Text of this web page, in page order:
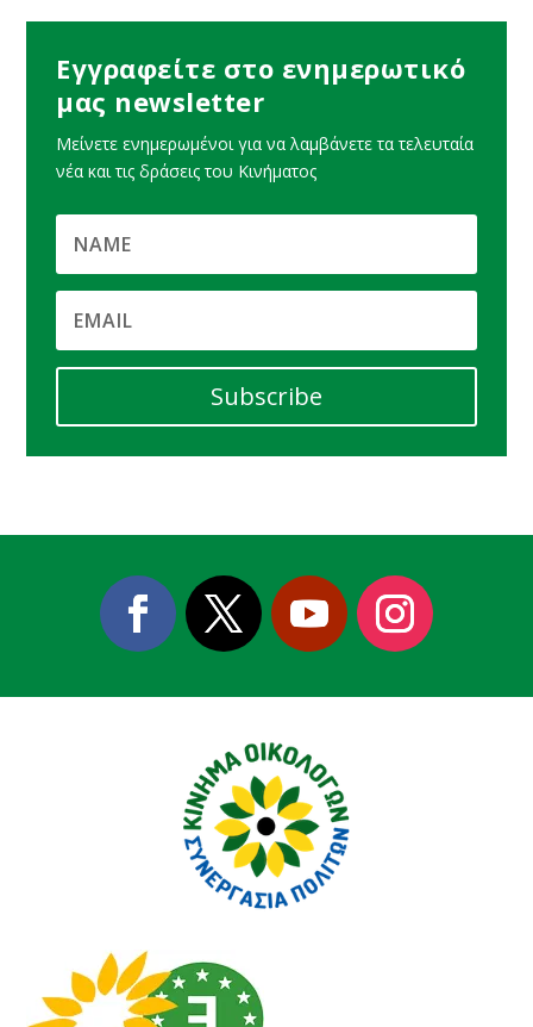
Εγγραφείτε στο ενημερωτικό
μας newsletter
Μείνετε ενημερωμένοι για να λαμβάνετε τα τελευταία
νέα και τις δράσεις του Κινήματος
Subscribe